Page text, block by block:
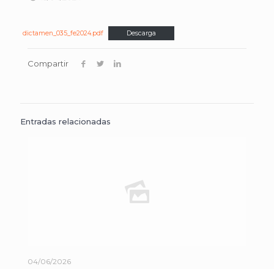
dictamen_035_fe2024.pdf Descarga
Compartir
Entradas relacionadas
04/06/2026